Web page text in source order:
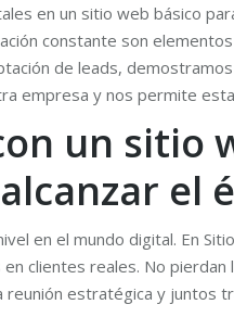
en un sitio web básico
constante son
de leads,
empresa y nos permite
un sitio
el
en el mundo digital. En
clientes reales. No
estratégica y juntos